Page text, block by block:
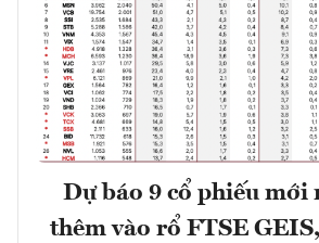
Dự báo 9 cổ phiếu mới
thêm vào rổ FTSE